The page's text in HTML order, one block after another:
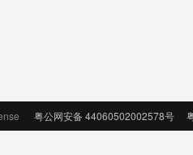
粤公网安备 44060502002578号